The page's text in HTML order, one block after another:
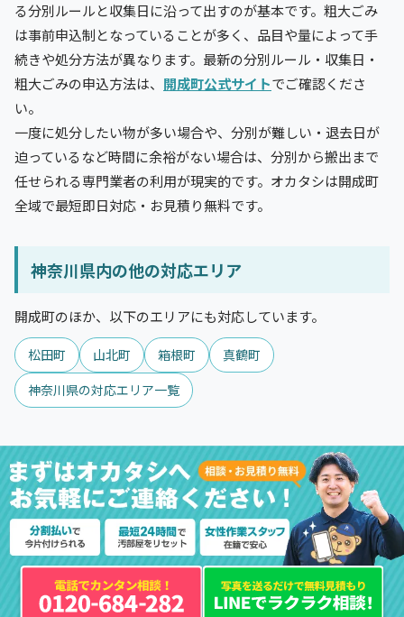
る分別ルールと収集日に沿って出すのが基本です。粗大ごみ
は事前申込制となっていることが多く、品目や量によって手
続きや処分方法が異なります。最新の分別ルール・収集日・
粗大ごみの申込方法は、 開成町公式サイトでご確認くださ
い。
一度に処分したい物が多い場合や、分別が難しい・退去日が
迫っているなど時間に余裕がない場合は、分別から搬出まで
任せられる専門業者の利用が現実的です。オカタシは開成町
全域で最短即日対応・お見積り無料です。
神奈川県内の他の対応エリア
開成町のほか、以下のエリアにも対応しています。
松田町 山北町 箱根町
真鶴町
神奈川県の対応エリア一覧